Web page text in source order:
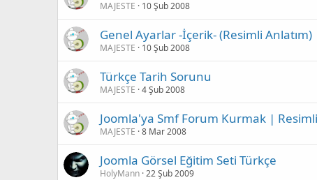
MAJESTE 10 Şub 2008
Genel Ayarlar -İçerik- (Resimli Anlatım)
MAJESTE 10 Şub 2008
Türkçe Tarih Sorunu
MAJESTE 4 Şub 2008
Joomla'ya Smf Forum Kurmak |
MAJESTE 8 Mar 2008
Joomla Görsel Eğitim Seti Türkçe
HolyMann 22 Şub 2009